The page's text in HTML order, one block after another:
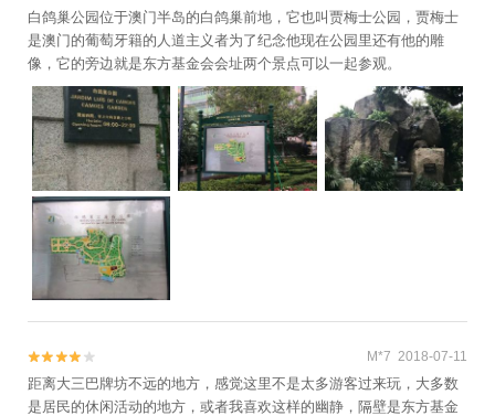
白鸽巢公园位于澳门半岛的白鸽巢前地，它也叫贾梅士公园，贾梅士
是澳门的葡萄牙籍的人道主义者为了纪念他现在公园里还有他的雕
像，它的旁边就是东方基金会会址两个景点可以一起参观。

 M*7 2018-07-11
距离大三巴牌坊不远的地方，感觉这里不是太多游客过来玩，大多数
是居民的休闲活动的地方，或者我喜欢这样的幽静，隔壁是东方基金